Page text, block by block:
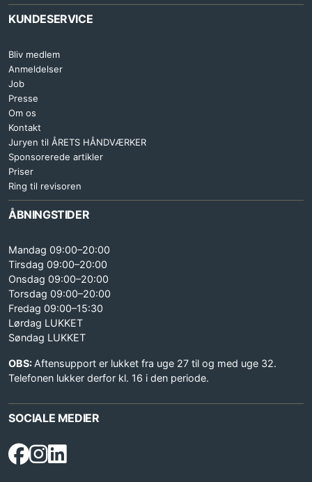
KUNDESERVICE
Bliv medlem
Anmeldelser
Job
Presse
Om os
Kontakt
Juryen til ÅRETS HÅNDVÆRKER
Sponsorerede artikler
Priser
Ring til revisoren
ÅBNINGSTIDER
Mandag 09:00–20:00
Tirsdag 09:00–20:00
Onsdag 09:00–20:00
Torsdag 09:00–20:00
Fredag 09:00–15:30
Lørdag LUKKET
Søndag LUKKET
OBS: Aftensupport er lukket fra uge 27 til og med uge 32.
Telefonen lukker derfor kl. 16 i den periode.
SOCIALE MEDIER